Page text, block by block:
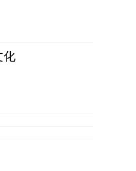
化